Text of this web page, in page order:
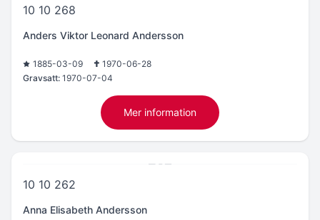
10 10 268
Anders Viktor Leonard Andersson
1885-03-09
1970-06-28
Gravsatt: 1970-07-04
Mer information
10 10 262
Anna Elisabeth Andersson